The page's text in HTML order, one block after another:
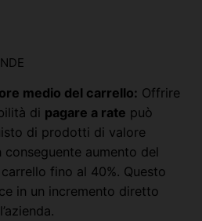
medio del carrello: Offrire
di pagare a rate può
di prodotti di valore
conseguente aumento del
fino al 40%. Questo
in un incremento diretto